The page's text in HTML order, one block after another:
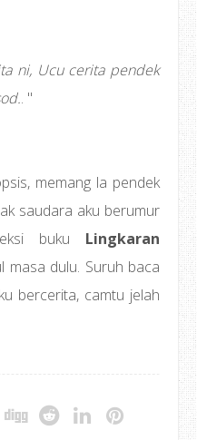
ni, Ucu cerita pendek
. "
memang la pendek
saudara aku berumur
buku Lingkaran
masa dulu. Suruh baca
bercerita, camtu jelah